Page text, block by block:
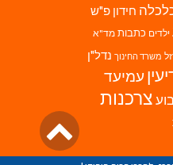
חידון פ"ש
ילדים כתבות מד"א
משרד החינוך נדל"ן
עמיעד
צרכנות